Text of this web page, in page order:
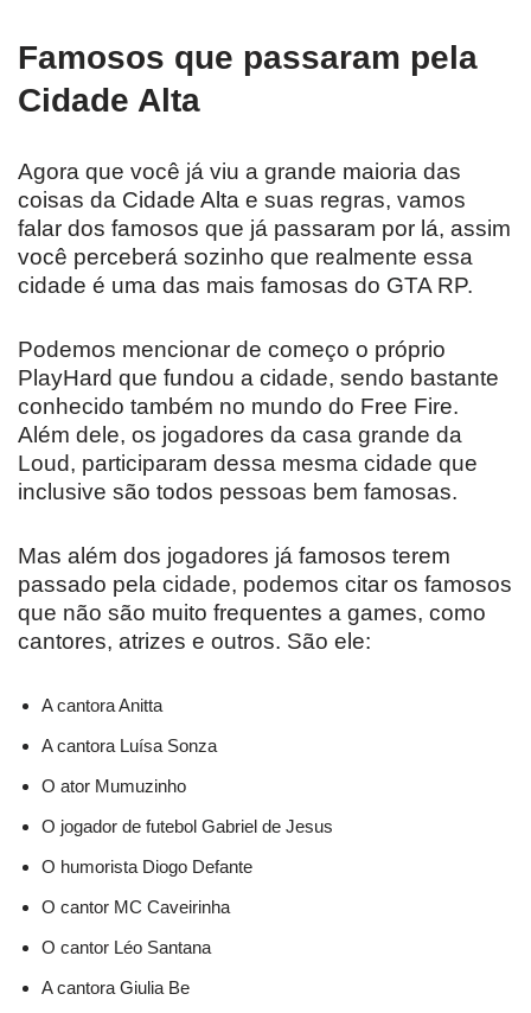
Famosos que passaram pela
Cidade Alta
Agora que você já viu a grande maioria das
coisas da Cidade Alta e suas regras, vamos
falar dos famosos que já passaram por lá, assim
você perceberá sozinho que realmente essa
cidade é uma das mais famosas do GTA RP.
Podemos mencionar de começo o próprio
PlayHard que fundou a cidade, sendo bastante
conhecido também no mundo do Free Fire.
Além dele, os jogadores da casa grande da
Loud, participaram dessa mesma cidade que
inclusive são todos pessoas bem famosas.
Mas além dos jogadores já famosos terem
passado pela cidade, podemos citar os famosos
que não são muito frequentes a games, como
cantores, atrizes e outros. São ele:
A cantora Anitta
A cantora Luísa Sonza
O ator Mumuzinho
O jogador de futebol Gabriel de Jesus
O humorista Diogo Defante
O cantor MC Caveirinha
O cantor Léo Santana
A cantora Giulia Be